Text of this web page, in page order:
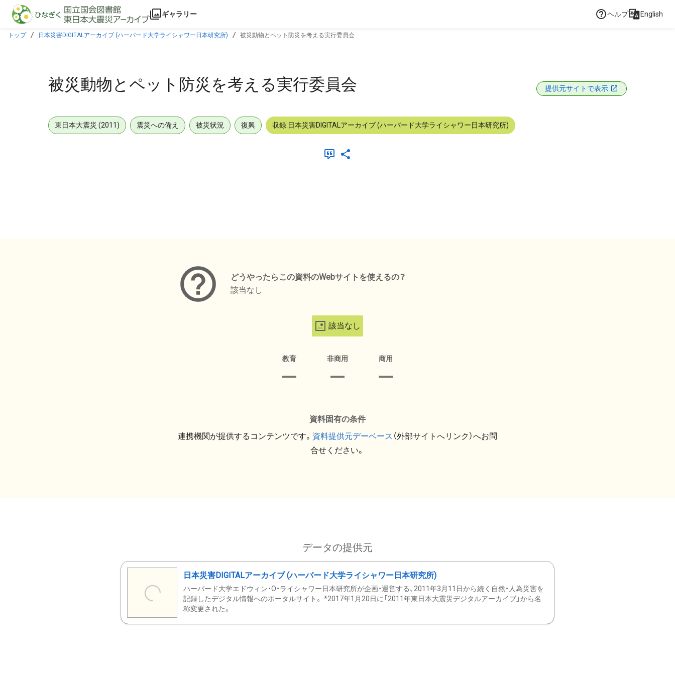
本文に飛ぶ
ギャラリー ヘルプ English
トップ 日本災害DIGITALアーカイブ (ハーバード大学ライシャワー日本研究所) 被災動物とペット防災を考える実行委員会
被災動物とペット防災を考える実行委員会 提供元サイトで表示
東日本大震災 (2011) 震災への備え 被災状況 復興 収録:日本災害DIGITALアーカイブ (ハーバード大学ライシャワー日本研究所)
どうやったらこの資料のWebサイトを使えるの？
該当なし
該当なし
教育 非商用 商用
資料固有の条件
連携機関が提供するコンテンツです。 資料提供元デーベース （外部サイトへリンク）へお問
合せください。
データの提供元
日本災害DIGITALアーカイブ (ハーバード大学ライシャワー日本研究所)
ハーバード大学エドウィン・O・ライシャワー日本研究所が企画・運営する、2011年3月11日から続く自然・人為災害を
記録したデジタル情報へのポータルサイト。 *2017年1月20日に「2011年東日本大震災デジタルアーカイブ」から名
称変更された。